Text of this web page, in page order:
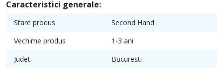
Caracteristici generale:
Stare produs
Second Hand
Vechime produs
1-3 ani
Judet
Bucuresti